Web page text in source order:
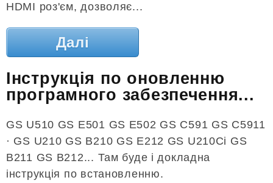
HDMI роз'єм, дозволяє...
Далі
Інструкція по оновленню
програмного забезпечення...
GS U510 GS E501 GS E502 GS C591 GS C5911
· GS U210 GS B210 GS E212 GS U210Ci GS
B211 GS B212... Там буде і докладна
інструкція по встановленню.